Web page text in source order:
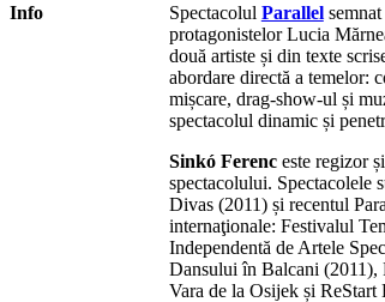
Info Spectacolul Parallelsemnat
protagonistelor Lucia
două artiste și din texte
abordare directă a temelor:
mișcare, drag-show-ul și
spectacolul dinamic și
Sinkó Ferenceste regizor
spectacolului. Spectacolele
Divas (2011) și recentul
internaţionale: Festivalul
Independentă de Artele
Dansului în Balcani (2011),
Vara de la Osijek și ReStart